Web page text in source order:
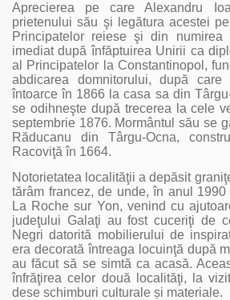
Aprecierea pe care Alexandru
prietenului său şi legătura acestei
Principatelor reiese şi din numirea
imediat după înfăptuirea Unirii ca
al Principatelor la Constantinopol,
abdicarea domnitorului, după
întoarce în 1866 la casa sa din
se odihneşte după trecerea la cele
septembrie 1876. Mormântul său se
Răducanu din Târgu-Ocna,
Racoviţă în 1664.
Notorietatea localităţii a depăsit
tărâm francez, de unde, în anul
La Roche sur Yon, venind cu
judeţului Galaţi au fost cuceriţi de
Negri datorită mobilierului de
era decorată întreaga locuinţă după
au făcut să se simtă ca acasă.
înfrăţirea celor două localităţi, la
dese schimburi culturale și materiale.